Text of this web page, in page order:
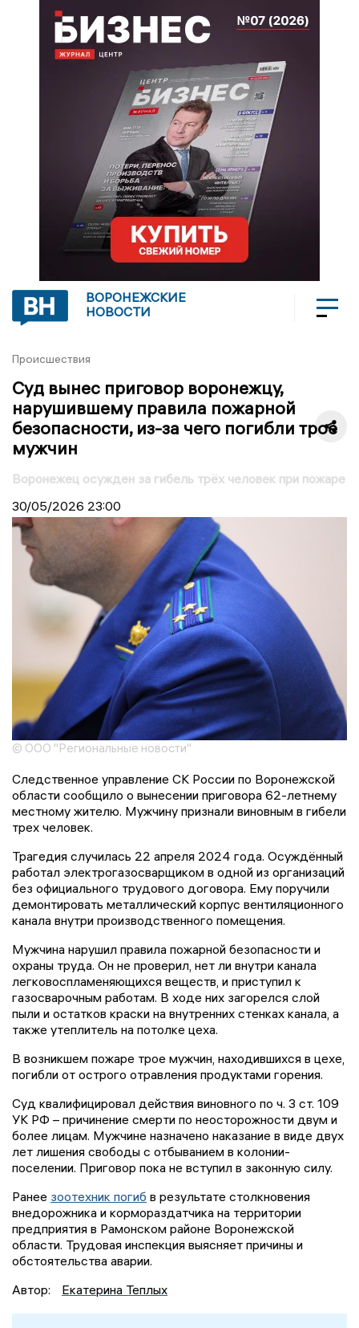
ВОРОНЕЖСКИЕ
НОВОСТИ
Происшествия
Суд вынес приговор воронежцу,
нарушившему правила пожарной
безопасности, из-за чего погибли трое
мужчин
Воронежец осужден за гибель трёх человек при пожаре
30/05/2026 23:00
© ООО "Региональные новости"
Следственное управление СК России по Воронежской
области сообщило о вынесении приговора 62-летнему
местному жителю. Мужчину признали виновным в гибели
трех человек.
Трагедия случилась 22 апреля 2024 года. Осуждённый
работал электрогазосварщиком в одной из организаций
без официального трудового договора. Ему поручили
демонтировать металлический корпус вентиляционного
канала внутри производственного помещения.
Мужчина нарушил правила пожарной безопасности и
охраны труда. Он не проверил, нет ли внутри канала
легковоспламеняющихся веществ, и приступил к
газосварочным работам. В ходе них загорелся слой
пыли и остатков краски на внутренних стенках канала, а
также утеплитель на потолке цеха.
В возникшем пожаре трое мужчин, находившихся в цехе,
погибли от острого отравления продуктами горения.
Суд квалифицировал действия виновного по ч. 3 ст. 109
УК РФ – причинение смерти по неосторожности двум и
более лицам. Мужчине назначено наказание в виде двух
лет лишения свободы с отбыванием в колонии-
поселении. Приговор пока не вступил в законную силу.
Ранее зоотехник погиб в результате столкновения
внедорожника и кормораздатчика на территории
предприятия в Рамонском районе Воронежской
области. Трудовая инспекция выясняет причины и
обстоятельства аварии.
Автор:
Екатерина Теплых